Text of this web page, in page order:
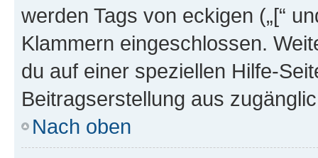
werden Tags von eckigen („[“
Klammern eingeschlossen.
du auf einer speziellen Hilfe-
Beitragserstellung aus
Nach oben